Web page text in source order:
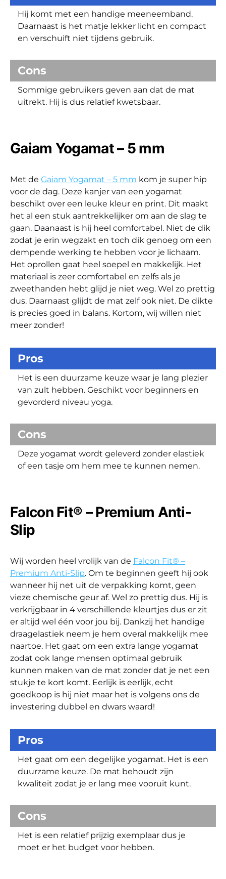
Hij komt met een handige meeneemband.
Daarnaast is het matje lekker licht en compact
en verschuift niet tijdens gebruik.
Cons
Sommige gebruikers geven aan dat de mat
uitrekt. Hij is dus relatief kwetsbaar.
Gaiam Yogamat – 5 mm
Met de Gaiam Yogamat – 5 mm kom je super hip
voor de dag. Deze kanjer van een yogamat
beschikt over een leuke kleur en print. Dit maakt
het al een stuk aantrekkelijker om aan de slag te
gaan. Daanaast is hij heel comfortabel. Niet de dik
zodat je erin wegzakt en toch dik genoeg om een
dempende werking te hebben voor je lichaam.
Het oprollen gaat heel soepel en makkelijk. Het
materiaal is zeer comfortabel en zelfs als je
zweethanden hebt glijd je niet weg. Wel zo prettig
dus. Daarnaast glijdt de mat zelf ook niet. De dikte
is precies goed in balans. Kortom, wij willen niet
meer zonder!
Pros
Het is een duurzame keuze waar je lang plezier
van zult hebben. Geschikt voor beginners en
gevorderd niveau yoga.
Cons
Deze yogamat wordt geleverd zonder elastiek
of een tasje om hem mee te kunnen nemen.
Falcon Fit® – Premium Anti-
Slip
Wij worden heel vrolijk van de Falcon Fit® –
Premium Anti-Slip. Om te beginnen geeft hij ook
wanneer hij net uit de verpakking komt, geen
vieze chemische geur af. Wel zo prettig dus. Hij is
verkrijgbaar in 4 verschillende kleurtjes dus er zit
er altijd wel één voor jou bij. Dankzij het handige
draagelastiek neem je hem overal makkelijk mee
naartoe. Het gaat om een extra lange yogamat
zodat ook lange mensen optimaal gebruik
kunnen maken van de mat zonder dat je net een
stukje te kort komt. Eerlijk is eerlijk, echt
goedkoop is hij niet maar het is volgens ons de
investering dubbel en dwars waard!
Pros
Het gaat om een degelijke yogamat. Het is een
duurzame keuze. De mat behoudt zijn
kwaliteit zodat je er lang mee vooruit kunt.
Cons
Het is een relatief prijzig exemplaar dus je
moet er het budget voor hebben.